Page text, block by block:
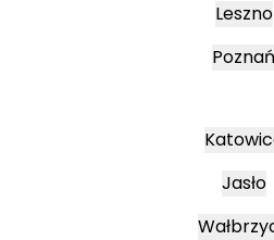
Leszno
Poznań
Jasło